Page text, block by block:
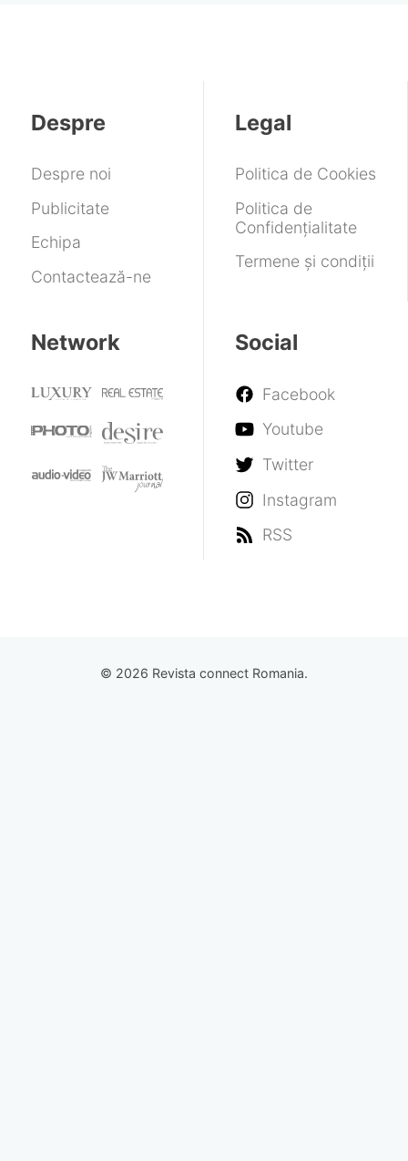
Despre
Despre noi
Publicitate
Echipa
Contactează-ne
Legal
Politica de Cookies
Politica de
Confidențialitate
Termene și condiții
Network Social
Facebook
Youtube
Twitter
Instagram
RSS
© 2026 Revista connect Romania.